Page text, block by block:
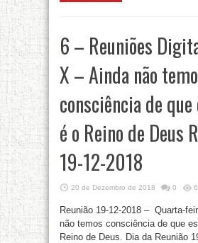
6 – Reuniões
X – Ainda não
consciência de que
é o Reino de Deus
19-12-2018
20 de Dezembro de 2018 0
Reunião 19-12-2018 – Quarta-
não temos consciência de que
Reino de Deus. Dia da Reunião